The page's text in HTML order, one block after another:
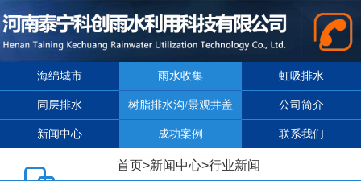
海绵城市 雨水收集 虹吸排水
同层排水 树脂排水沟/景观井盖 公司简介
新闻中心 成功案例 联系我们
首页>新闻中心>行业新闻